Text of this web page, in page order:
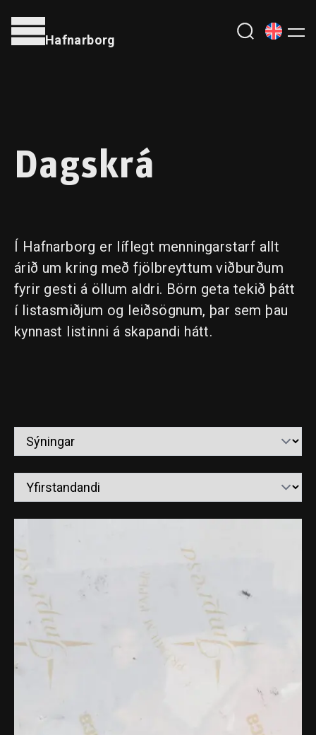
Hafnarborg
Dagskrá
Í Hafnarborg er líflegt menningarstarf allt
árið um kring með fjölbreyttum viðburðum
fyrir gesti á öllum aldri. Börn geta tekið þátt
í listasmiðjum og leiðsögnum, þar sem þau
kynnast listinni á skapandi hátt.